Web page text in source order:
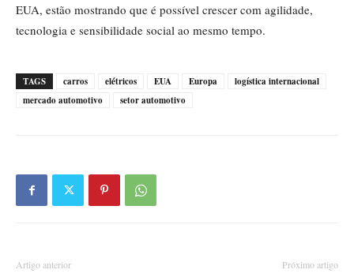
EUA, estão mostrando que é possível crescer com agilidade,
tecnologia e sensibilidade social ao mesmo tempo.
TAGS carros elétricos EUA Europa
logística internacional
mercado automotivo
setor automotivo
Artigo anterior Próximo artigo